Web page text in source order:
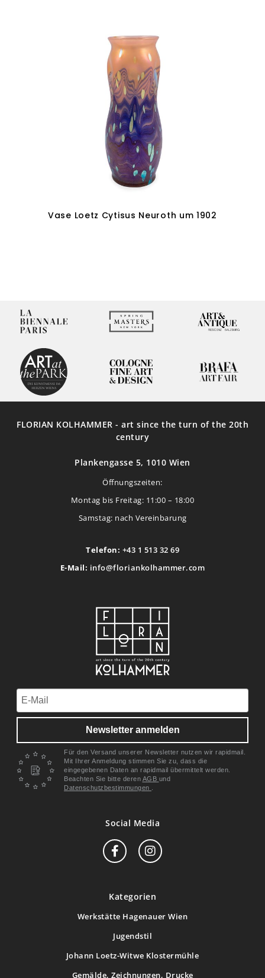
Vase Loetz Cytisus Neuroth um 1902
FLORIAN KOLHAMMER - art since the turn of the 20th
century
Plankengasse 5, 1010 Wien
Öffnungszeiten:
Montag bis Freitag: 11:00 – 18:00
Samstag: nach Vereinbarung
Telefon: +43 1 513 32 69
E-Mail: info@floriankolhammer.com
Newsletter anmelden
Für den Versand unserer Newsletter nutzen wir rapidmail.
Mit Ihrer Anmeldung stimmen Sie zu, dass die
eingegebenen Daten an rapidmail übermittelt werden.
Beachten Sie bitte deren AGB und
Datenschutzbestimmungen .
Social Media
Kategorien
Werkstätte Hagenauer Wien
Jugendstil
Johann Loetz-Witwe Klostermühle
Gemälde, Zeichnungen, Drucke